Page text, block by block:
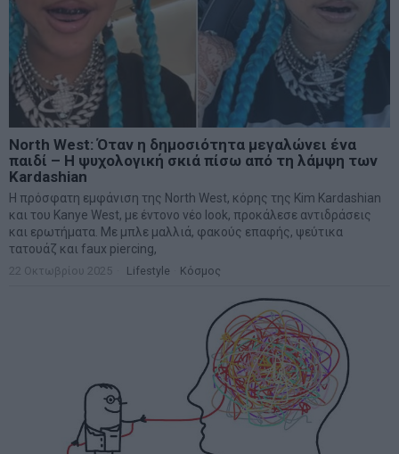
North West: Όταν η δημοσιότητα μεγαλώνει ένα
παιδί – Η ψυχολογική σκιά πίσω από τη λάμψη των
Kardashian
Η πρόσφατη εμφάνιση της North West, κόρης της Kim Kardashian
και του Kanye West, με έντονο νέο look, προκάλεσε αντιδράσεις
και ερωτήματα. Με μπλε μαλλιά, φακούς επαφής, ψεύτικα
τατουάζ και faux piercing,
22 Οκτωβρίου 2025 Lifestyle Κόσμος